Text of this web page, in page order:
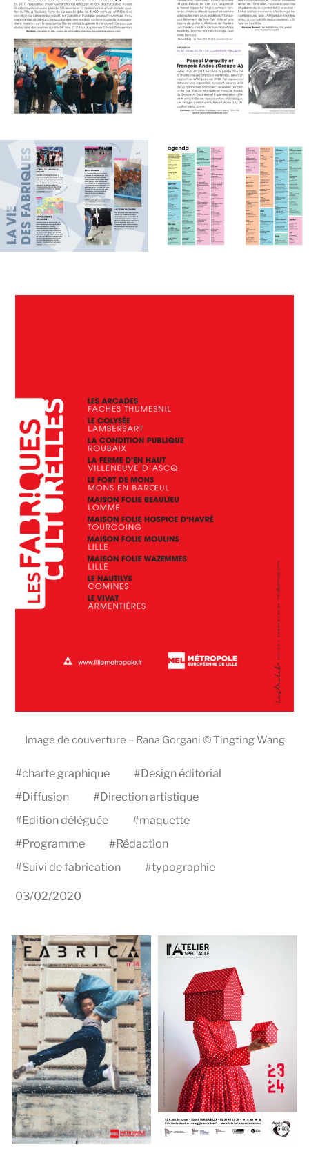
Image de couverture – Rana Gorgani © Tingting Wang
#charte graphique #Design éditorial
#Diffusion #Direction artistique
#Edition déléguée #maquette
#Programme #Rédaction
#Suivi de fabrication #typographie
03/02/2020